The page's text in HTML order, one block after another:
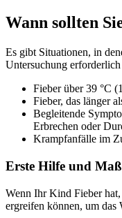
Wann sollten
Es gibt Situationen, in
Untersuchung
Fieber über 39 °C
Fieber, das länger
Begleitende
Erbrechen oder
Krampfanfälle im
Erste Hilfe und
Wenn Ihr Kind Fieber
ergreifen können, um das